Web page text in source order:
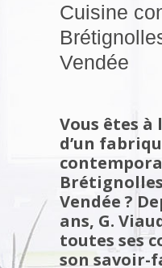
Cuisine
Vendée
Vous êtes à
d’un
Vendée ?
ans, G.
toutes ses
son savoir-